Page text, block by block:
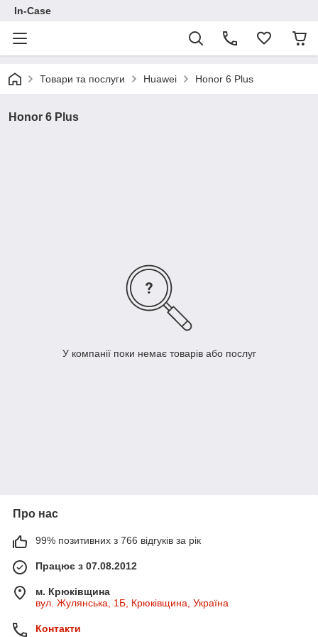
In-Case
Товари та послуги Huawei Honor 6 Plus
Honor 6 Plus
У компанії поки немає товарів або послуг
Про нас
99% позитивних з 766 відгуків за рік
Працює з 07.08.2012
м. Крюківщина
вул. Жулянська, 1Б, Крюківщина, Україна
Контакти